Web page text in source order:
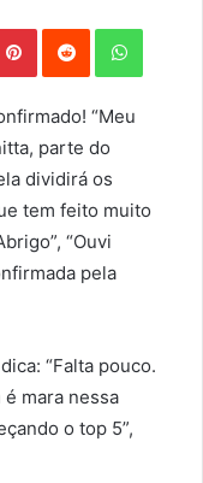
Pinterest Reddit
“Meu
parte do
dividirá os
tem feito muito
“Ouvi
pela
“Falta pouco.
mara nessa
o top 5”,